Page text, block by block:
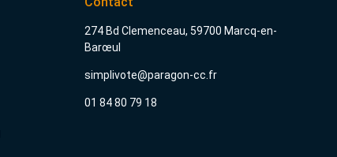
274 Bd Clemenceau, 59700 Marcq-en-
Barœul
simplivote@paragon-cc.fr
01 84 80 79 18